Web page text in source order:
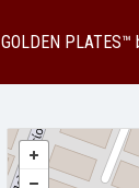
GOLDEN PLATES™